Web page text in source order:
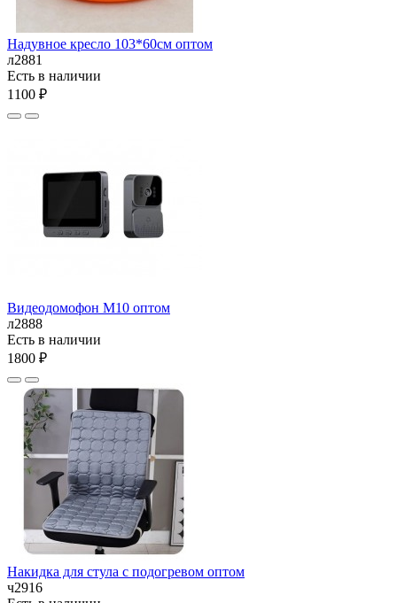
Надувное кресло 103*60см оптом
л2881
Есть в наличии
1100 ₽
Видеодомофон M10 оптом
л2888
Есть в наличии
1800 ₽
Накидка для стула с подогревом оптом
ч2916